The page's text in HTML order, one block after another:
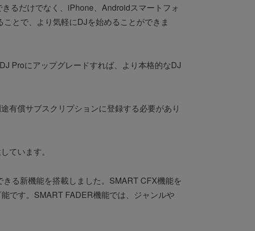
るだけでなく、iPhone、Androidスマートフォ
とで、より気軽にDJを始めることができま
Proにアップグレードすれば、より本格的なDJ
有償サブスクリプションに登録する必要があり
ています。
る新機能を搭載しました。SMART CFX機能を
です。SMART FADER機能では、ジャンルや